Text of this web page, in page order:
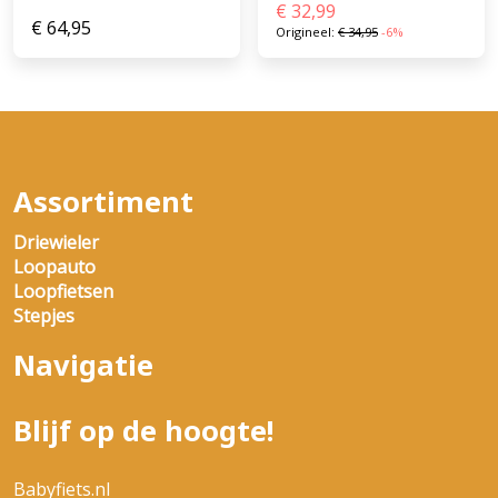
€64,95
€ 32,99
Origineel: €34,95 -6%
Assortiment
Driewieler
Loopauto
Loopfietsen
Stepjes
Navigatie
Blijf op de hoogte!
Babyfiets.nl